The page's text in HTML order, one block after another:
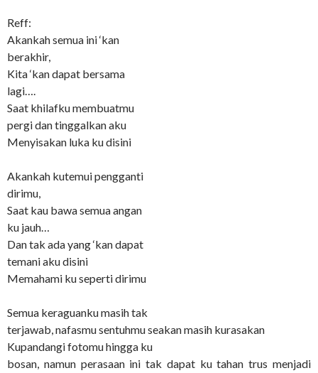
Reff:
Akankah semua ini ‘kan
berakhir,
Kita ‘kan dapat bersama
lagi….
Saat khilafku membuatmu
pergi dan tinggalkan aku
Menyisakan luka ku disini
Akankah kutemui pengganti
dirimu,
Saat kau bawa semua angan
ku jauh…
Dan tak ada yang ‘kan dapat
temani aku disini
Memahami ku seperti dirimu
Semua keraguanku masih tak
terjawab, nafasmu sentuhmu seakan masih kurasakan
Kupandangi fotomu hingga ku
bosan, namun perasaan ini tak dapat ku tahan trus menjadi